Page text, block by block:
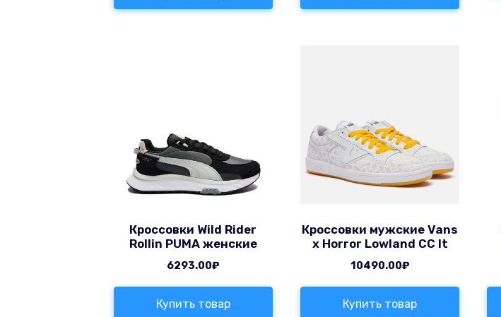
Кроссовки Wild Rider
Rollin PUMA женские
6293.00₽
Купить товар
Кроссовки мужские Vans
x Horror Lowland CC It
10490.00₽
Купить товар